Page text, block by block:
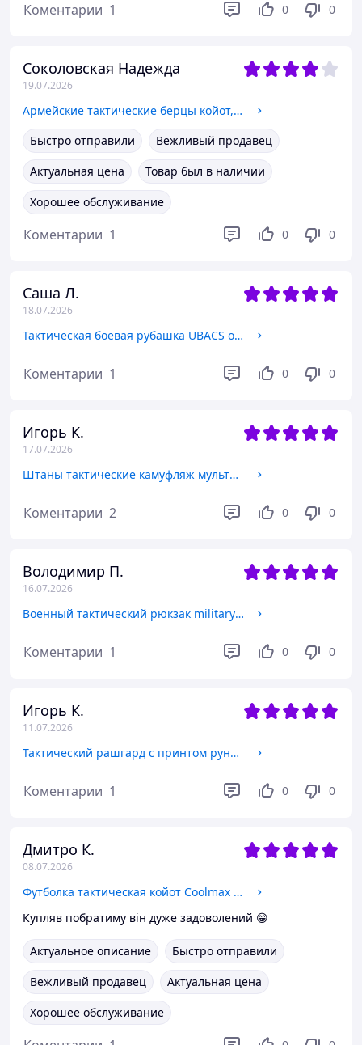
Коментарии 1 0 0
Соколовская Надежда
19.07.2026
Армейские тактические берцы койот, летние армейские ботинки зсу, кожанные военные берцы койот frocgs 44
Быстро отправили
Вежливый продавец
Актуальная цена
Товар был в наличии
Хорошее обслуживание
Коментарии 1 0 0
Саша Л.
18.07.2026
Тактическая боевая рубашка UBACS олива, легкий тактический свитшот зсу, кофта убакс хаки М redqzi
Коментарии 1 0 0
Игорь К.
17.07.2026
Штаны тактические камуфляж мультикам, боевые штаны зсу летние, военные штаны мультикам frocgs
Коментарии 2 0 0
Володимир П.
16.07.2026
Военный тактический рюкзак military 20 литров, штурмовой рюкзак вещевой олива Оксфорд 600D frocgs
Коментарии 1 0 0
Игорь К.
11.07.2026
Тактический рашгард с принтом руны с длинным рукавом, военный рашгард футболка мужская микродайвинг Fv3xz S/M
Коментарии 1 0 0
Дмитро К.
08.07.2026
Футболка тактическая койот Coolmax с принтом, мужская военная влагоотводящая футболка XXL teujf
Купляв побратиму він дуже задоволений 😁
Актуальное описание
Быстро отправили
Вежливый продавец
Актуальная цена
Хорошее обслуживание